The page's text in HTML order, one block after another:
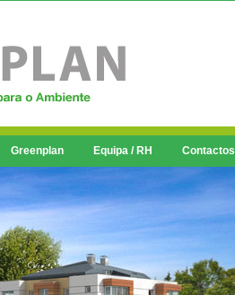
Greenplan Equipa / RH Contactos